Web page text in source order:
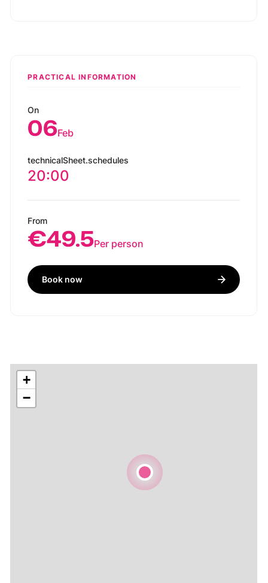
PRACTICAL INFORMATION
On
06Feb
technicalSheet.schedules
20:00
From
€49.5Per person
Book now
+
−